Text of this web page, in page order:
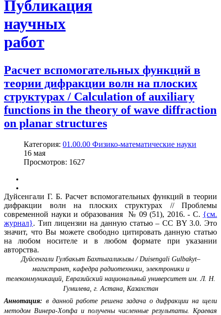
Публикация
научных
работ
Расчет вспомогательных функций в
теории дифракции волн на плоских
структурах / Calculation of auxiliary
functions in the theory of wave diffraction
on planar structures
Категория: 01.00.00 Физико-математические науки
16 мая
Просмотров: 1627
Дуйсенгали Г. Б. Расчет вспомогательных функций в теории
дифракции волн на плоских структурах // Проблемы
современной науки и образования № 09 (51), 2016. - С. {см.
журнал}. Тип лицензии на данную статью – CC BY 3.0. Это
значит, что Вы можете свободно цитировать данную статью
на любом носителе и в любом формате при указании
авторства.
Дуйсенгали Гулбакыт Бахтыгаликызы / Duisengali Gulbakyt–
магистрант, кафедра радиотехники, электроники и
телекоммуникаций, Евразийский национальный университет им. Л. Н.
Гумилева, г. Астана, Казахстан
Аннотация: в данной работе решена задача о дифракции на щели
методом Винера-Хопфа и получены численные результаты. Краевая